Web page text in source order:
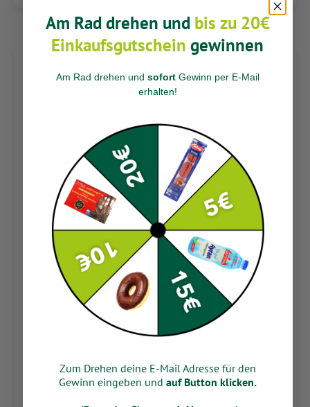
Zwan Chicken 200g
1.99
9,95
nur in der Filiale
Burcu Getr. Tomaten
550g
3.59
6,53
nur in der Filiale
Am Rad drehen und bis zu 20€
Einkaufsgutschein gewinnen
Am Rad drehen und sofort Gewinn per E-Mail
erhalten!
Zum Drehen deine E-Mail Adresse für den
Gewinn eingeben und auf Button klicken.